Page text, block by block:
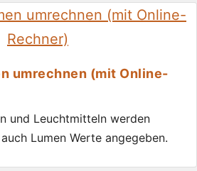
umrechnen (mit Online-
und Leuchtmitteln werden
Lumen Werte angegeben.